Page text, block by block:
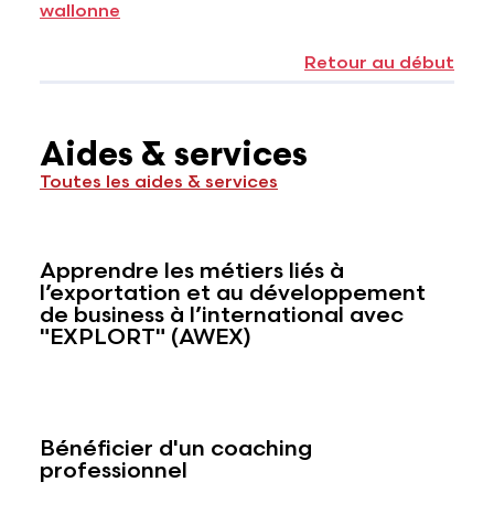
wallonne
Retour au début
Aides & services
Toutes les aides & services
Apprendre les métiers liés à
l’exportation et au développement
de business à l’international avec
"EXPLORT" (AWEX)
Bénéficier d'un coaching
professionnel